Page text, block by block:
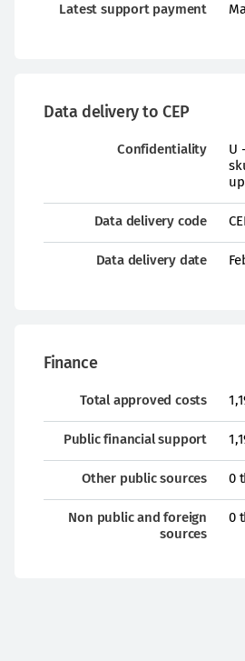
Latest support payment
Data delivery to CEP
Confidentiality
U
Data delivery code
Data delivery date
Finance
Total approved costs
Public financial support
Other public sources 0
Non public and foreign
sources
0